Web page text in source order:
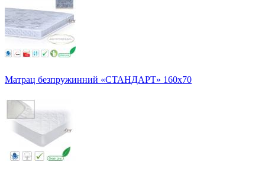
Матрац безпружинний «СТАНДАРТ» 160х70